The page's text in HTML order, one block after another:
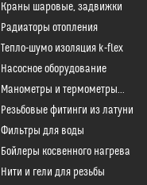
Краны шаровые, задвижки
Радиаторы отопления
Тепло-шумо изоляция k-flex
Насосное оборудование
Манометры и термометры...
Резьбовые фитинги из латуни
Фильтры для воды
Бойлеры косвенного нагрева
Нити и гели для резьбы